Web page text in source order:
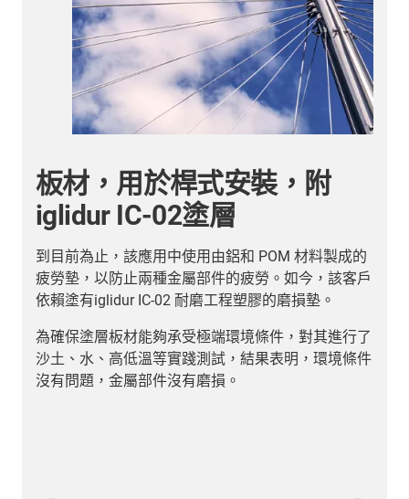
板材，用於桿式安裝，附
iglidur IC-02塗層
到目前為止，該應用中使用由鋁和 POM 材料製成的
疲勞墊，以防止兩種金屬部件的疲勞。如今，該客戶
依賴塗有iglidur IC-02 耐磨工程塑膠的磨損墊。
為確保塗層板材能夠承受極端環境條件，對其進行了
沙土、水、高低溫等實踐測試，結果表明，環境條件
沒有問題，金屬部件沒有磨損。